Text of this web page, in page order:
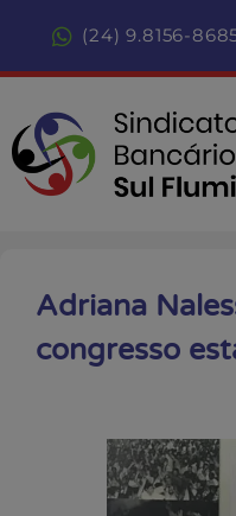
(24) 9.8156-
Adriana
congresso